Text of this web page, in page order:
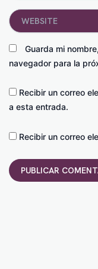
Guarda mi
navegador para la
Website
Recibir un correo
a esta entrada.
Recibir un correo